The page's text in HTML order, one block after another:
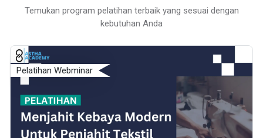
Temukan program pelatihan terbaik yang sesuai dengan
kebutuhan Anda
Pelatihan Webminar